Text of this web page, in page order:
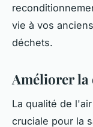
vie à vos
déchets.
Améliorer la
La qualité de
cruciale pour la